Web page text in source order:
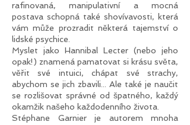
rafinovaná, manipulativní a mocná
postava schopná také shovívavosti, která
vám může prozradit některá tajemství o
lidské psychice.
Myslet jako Hannibal Lecter (nebo jeho
opak!) znamená pamatovat si krásu světa,
věřit své intuici, chápat své strachy,
abychom se jich zbavili... Ale také je naučit
se rozlišovat správné od špatného, každý
okamžik našeho každodenního života.
Stéphane Garnier je autorem mnoha